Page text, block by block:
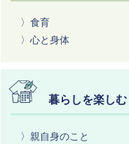
〉食育
〉心と身体
暮らしを楽しむ
〉親自身のこと